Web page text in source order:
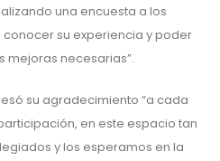
una encuesta a los
su experiencia y poder
mejoras necesarias”.
su agradecimiento “a cada
en este espacio tan
y los esperamos en la